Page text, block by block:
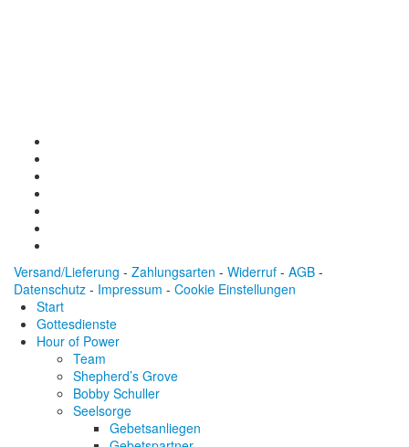
Versand/Lieferung - Zahlungsarten - Widerruf - AGB -
Datenschutz - Impressum - Cookie Einstellungen
Start
Gottesdienste
Hour of Power
Team
Shepherd’s Grove
Bobby Schuller
Seelsorge
Gebetsanliegen